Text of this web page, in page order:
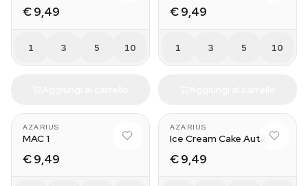
€ 9,49
1 3 5 10
€ 9,49
1 3 5 10
AZARIUS
MAC 1
€ 9,49
AZARIUS
Ice Cream Cake Auto
€ 9,49